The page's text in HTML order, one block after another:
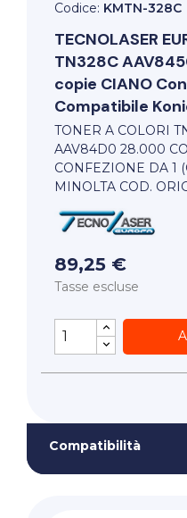
Codice: KMTN-328C
TECNOLASER
TN328C
copie CIANO
Compatibile
TONER A COLORI
AAV84D0 28.000
CONFEZIONE DA 1
MINOLTA COD.
89,25 €
Tasse escluse
Compatibilità